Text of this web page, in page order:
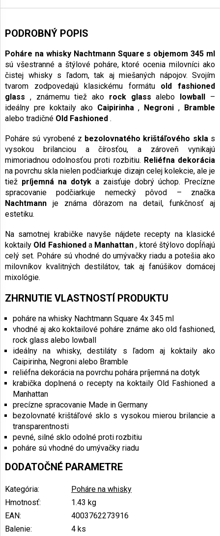
PODROBNÝ POPIS
Poháre na whisky Nachtmann Square s objemom 345 ml
sú všestranné a štýlové poháre, ktoré ocenia milovníci ako
čistej whisky s ľadom, tak aj miešaných nápojov. Svojím
tvarom zodpovedajú klasickému formátu old fashioned
glass , známemu tiež ako rock glass alebo lowball –
ideálny pre koktaily ako Caipirinha , Negroni , Bramble
alebo tradičné Old Fashioned .
Poháre sú vyrobené z bezolovnatého krištáľového skla s
vysokou brilanciou a čírosťou, a zároveň vynikajú
mimoriadnou odolnosťou proti rozbitiu. Reliéfna dekorácia
na povrchu skla nielen podčiarkuje dizajn celej kolekcie, ale je
tiež príjemná na dotyk a zaisťuje dobrý úchop. Precízne
spracovanie podčiarkuje nemecký pôvod – značka
Nachtmann je známa dôrazom na detail, funkčnosť aj
estetiku.
Na samotnej krabičke navyše nájdete recepty na klasické
koktaily Old Fashioneda Manhattan , ktoré štýlovo dopĺňajú
celý set. Poháre sú vhodné do umývačky riadu a potešia ako
milovníkov kvalitných destilátov, tak aj fanúšikov domácej
mixológie.
ZHRNUTIE VLASTNOSTÍ PRODUKTU
poháre na whisky Nachtmann Square 4x 345 ml
vhodné aj ako koktailové poháre známe ako old fashioned,
rock glass alebo lowball
ideálny na whisky, destiláty s ľadom aj koktaily ako
Caipirinha, Negroni alebo Bramble
reliéfna dekorácia na povrchu pohára príjemná na dotyk
krabička doplnená o recepty na koktaily Old Fashioned a
Manhattan
precízne spracovanie Made in Germany
bezolovnaté krištáľové sklo s vysokou mierou brilancie a
transparentnosti
pevné, silné sklo odolné proti rozbitiu
poháre sú vhodné do umývačky riadu
DODATOČNÉ PARAMETRE
Kategória:
Poháre na whisky
Hmotnosť:
1.43 kg
EAN:
4003762273916
Balenie:
4 ks